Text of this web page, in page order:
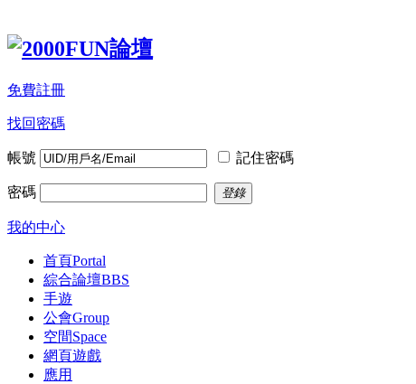
免費註冊
找回密碼
帳號 記住密碼
密碼 登錄
我的中心
首頁Portal
綜合論壇BBS
手遊
公會Group
空間Space
網頁遊戲
應用